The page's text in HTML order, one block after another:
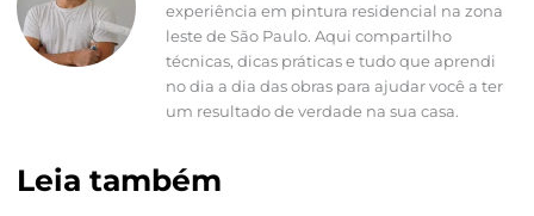
experiência em pintura residencial na zona
leste de São Paulo. Aqui compartilho
técnicas, dicas práticas e tudo que aprendi
no dia a dia das obras para ajudar você a ter
um resultado de verdade na sua casa.
Leia também